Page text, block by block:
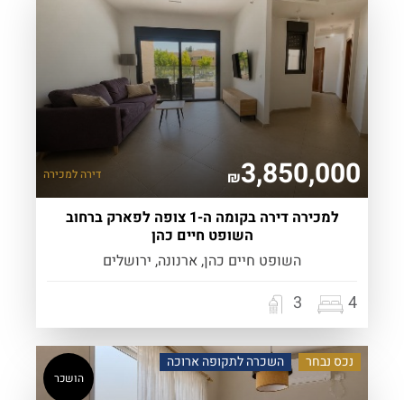
₪3,850,000 דירה למכירה
למכירה דירה בקומה ה-1 צופה לפארק ברחוב
השופט חיים כהן
השופט חיים כהן, ארנונה, ירושלים
4
3
נכס נבחר השכרה לתקופה ארוכה
הושכר